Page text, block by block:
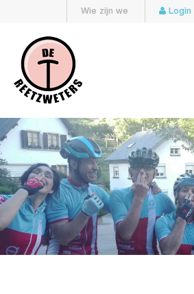
Wie zijn we Login